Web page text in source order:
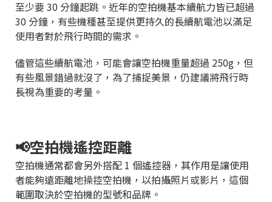
至少要 30 分鐘起跳。近年的空拍機基本續航力皆已超過
30 分鐘，有些機種甚至提供更持久的長續航電池以滿足
使用者對於飛行時間的需求。
儘管這些續航電池，可能會讓空拍機重量超過 250g，但
有些風景錯過就沒了，為了捕捉美景，仍建議將飛行時
長視為重要的考量。
📢空拍機遙控距離
空拍機通常都會另外搭配 1 個遙控器，其作用是讓使用
者能夠遠距離地操控空拍機，以拍攝照片或影片，這個
範圍取決於空拍機的型號和品牌。